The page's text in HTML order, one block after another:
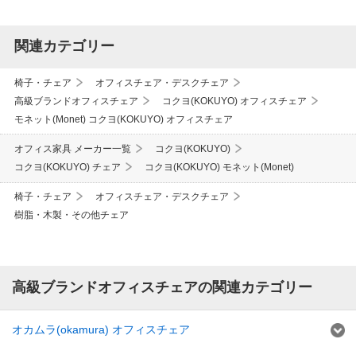
関連カテゴリー
椅子・チェア
オフィスチェア・デスクチェア
高級ブランドオフィスチェア
コクヨ(KOKUYO) オフィスチェア
モネット(Monet) コクヨ(KOKUYO) オフィスチェア
オフィス家具 メーカー一覧
コクヨ(KOKUYO)
コクヨ(KOKUYO) チェア
コクヨ(KOKUYO) モネット(Monet)
椅子・チェア
オフィスチェア・デスクチェア
樹脂・木製・その他チェア
高級ブランドオフィスチェアの関連カテゴリー
オカムラ(okamura) オフィスチェア